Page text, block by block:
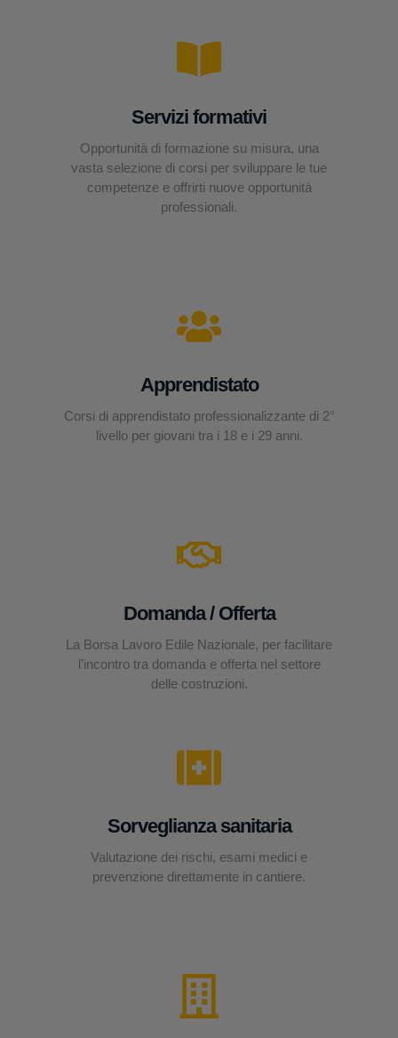
Servizi formativi
Opportunità di formazione su misura, una
vasta selezione di corsi per sviluppare le tue
competenze e offrirti nuove opportunità
professionali.
Apprendistato
Corsi di apprendistato professionalizzante di 2°
livello per giovani tra i 18 e i 29 anni.
Domanda / Offerta
La Borsa Lavoro Edile Nazionale, per facilitare
l’incontro tra domanda e offerta nel settore
delle costruzioni.
Sorveglianza sanitaria
Valutazione dei rischi, esami medici e
prevenzione direttamente in cantiere.